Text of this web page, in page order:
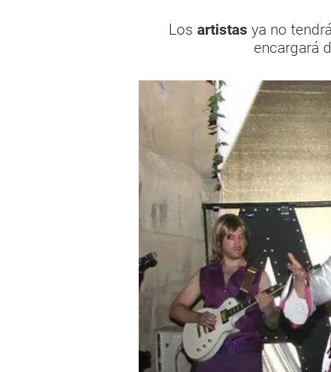
Los artistas ya no
encargará